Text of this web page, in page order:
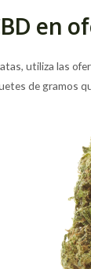
en
utiliza las
de gramos